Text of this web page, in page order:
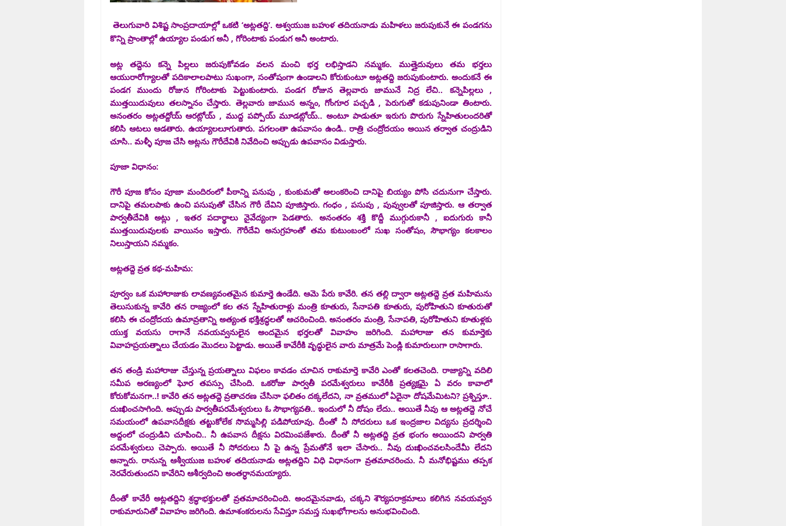
తెలుగువారి విశిష్ట సాంప్రదాయాల్లో ఒకటి ‘అట్లతద్ది’. ఆశ్వయుజ బహుళ తదియనాడు మహిళలు జరుపుకునే ఈ పండగను
కొన్ని ప్రాంతాల్లో ఉయ్యాల పండుగ అనీ , గోరింటాకు పండుగ అనీ అంటారు.
అట్ల తద్దెను కన్నె పిల్లలు జరుపుకోవడం వలన మంచి భర్త లభిస్తాడని నమ్మకం. ముత్తైదువులు తమ భర్తలు
ఆయురారోగ్యాలతో పదికాలాలపాటు సుఖంగా, సంతోషంగా ఉండాలని కోరుకుంటూ అట్లతద్ది జరుపుకుంటారు. అందుకనే ఈ
పండగ ముందు రోజున గోరింటాకు పెట్టుకుంటారు. పండగ రోజున తెల్లవారు జామునే నిద్ర లేచి.. కన్నెపిల్లలు ,
ముత్తయిదువులు తలస్నానం చేస్తారు. తెల్లవారు జామున అన్నం, గోంగూర పచ్చడి , పెరుగుతో కడుపునిండా తింటారు.
అనంతరం అట్లతద్దోయ్‌ ఆరట్లోయ్‌ , ముద్ద పప్పోయ్‌ మూడట్లోయ్‌.. అంటూ పాడుతూ ఇరుగు పొరుగు స్నేహితులందరితో
కలిసి ఆటలు ఆడతారు. ఉయ్యాలలూగుతారు. పగలంతా ఉపవాసం ఉండి.. రాత్రి చంద్రోదయం అయిన తర్వాత చంద్రుడిని
చూసి.. మళ్ళీ పూజ చేసి అట్లను గౌరీదేవికి నివేదించి అప్పుడు ఉపవాసం విడుస్తారు.
పూజా విధానం:
గౌరీ పూజ కోసం పూజా మందిరంలో పీఠాన్ని పనుపు , కుంకుమతో అలంకరించి దానిపై బియ్యం పోసి చదునుగా చేస్తారు.
దానిపై తమలపాకు ఉంచి పసుపుతో చేసిన గౌరీ దేవిని పూజిస్తారు. గంధం , పసుపు , పువ్వులతో పూజిస్తారు. ఆ తర్వాత
పార్వతీదేవికి అట్లు , ఇతర పదార్థాలు నైవేద్యంగా పెడతారు. అనంతరం శక్తి కొద్దీ ముగ్గురుకానీ , ఐదుగురు కానీ
ముత్తయిదువులకు వాయినం ఇస్తారు. గౌరీదేవి అనుగ్రహంతో తమ కుటుంబంలో సుఖ సంతోషం, సౌభాగ్యం కలకాలం
నిలుస్తాయని నమ్మకం.
అట్లతద్దె వ్రత కథ-మహిమ:
పూర్వం ఒక మహారాజుకు లావణ్యవంతమైన కుమార్తె ఉండేది. ఆమె పేరు కావేరి. తన తల్లి ద్వారా అట్లతద్దె వ్రత మహిమను
తెలుసుకున్న కావేరి తన రాజ్యంలో కల తన స్నేహితురాళ్లు మంత్రి కూతురు, సేనాపతి కూతురు, పురోహితుని కూతురుతో
కలిసి ఈ చంద్రోదయ ఉమావ్రతాన్ని అత్యంత భక్తిశ్రద్ధలతో ఆచరించింది. అనంతరం మంత్రి, సేనాపతి, పురోహితుని కూతుళ్లకు
యుక్త వయసు రాగానే నవయవ్వనులైన అందమైన భర్తలతో వివాహం జరిగింది. మహారాజు తన కుమార్తెకు
వివాహప్రయత్నాలు చేయడం మొదలు పెట్టాడు. అయితే కావేరీకి వృద్ధులైన వారు మాత్రమే పెండ్లి కుమారులుగా రాసాగారు.
తన తండ్రి మహారాజు చేస్తున్న ప్రయత్నాలు విఫలం కావడం చూచిన రాకుమార్తె కావేరి ఎంతో కలతచెంది. రాజ్యాన్ని వదిలి
సమీప అరణ్యంలో ఘోర తపస్సు చేసింది. ఒకరోజు పార్వతీ పరమేశ్వరులు కావేరీకి ప్రత్యక్షమై ఏ వరం కావాలో
కోరుకోమనగా..! కావేరి తన అట్లతద్దె వ్రతాచరణ చేసినా ఫలితం దక్కలేదని, నా వ్రతములో ఏదైనా దోషమేమిటని? ప్రశ్నిస్తూ..
దుఃఖించసాగింది. అప్పుడు పార్వతీపరమేశ్వరులు ఓ సౌభాగ్యవతి.. ఇందులో నీ దోషం లేదు.. అయితే నీవు ఆ అట్లతద్దె నోచే
సమయంలో ఉపవాసదీక్షకు తట్టుకోలేక సొమ్మసిల్లి పడిపోయావు. దీంతో నీ సోదరులు ఒక ఇంద్రజాల విద్యను ప్రదర్శించి
అద్దంలో చంద్రుడిని చూపించి.. నీ ఉపవాస దీక్షను విరమింపజేశారు. దీంతో నీ అట్లతద్ది వ్రత భంగం అయిందని పార్వతి
పరమేశ్వరులు చెప్పారు. అయితే నీ సోదరులు నీ పై ఉన్న ప్రేమతోనే ఇలా చేసారు.. నీవు దుఃఖించవలసిందేమీ లేదని
అన్నారు. రానున్న ఆశ్వీయుజ బహుళ తదియనాడు అట్లతద్దిని విధి విధానంగా వ్రతమాచరించు. నీ మనోభిష్టము తప్పక
నెరవేరుతుందని కావేరిని ఆశీర్వదించి అంతర్ధానమయ్యారు.
దీంతో కావేరీ అట్లతద్దిని శ్రద్ధాభక్తులతో వ్రతమాచరించింది. అందమైనవాడు, చక్కని శౌర్యపరాక్రమాలు కలిగిన నవయవ్వన
రాకుమారునితో వివాహం జరిగింది. ఉమాశంకరులను సేవిస్తూ సమస్త సుఖభోగాలను అనుభవించింది.